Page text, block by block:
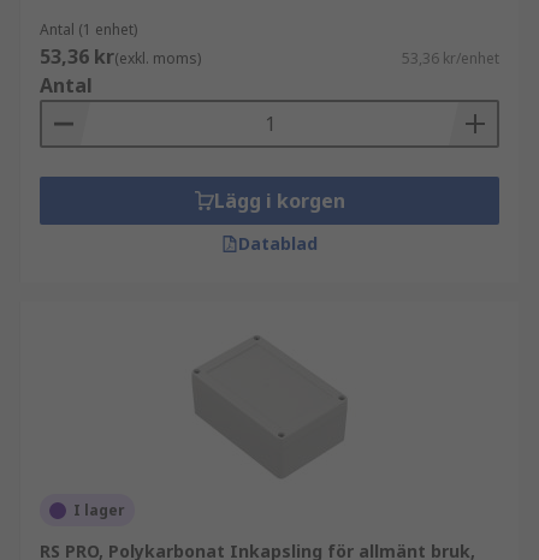
Antal (1 enhet)
53,36 kr(exkl. moms) 53,36 kr/enhet
Antal
Lägg i korgen
Datablad
I lager
RS PRO, Polykarbonat Inkapsling för allmänt bruk,